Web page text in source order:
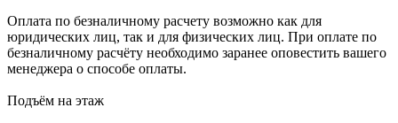
Оплата по безналичному расчету возможно как для
юридических лиц, так и для физических лиц. При оплате по
безналичному расчёту необходимо заранее оповестить вашего
менеджера о способе оплаты.
Подъём на этаж